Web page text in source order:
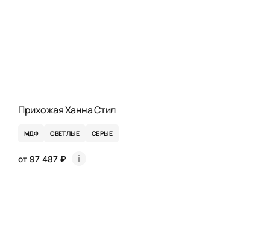
Прихожая Ханна Стил
МДФ СВЕТЛЫЕ СЕРЫЕ
от 97 487 ₽